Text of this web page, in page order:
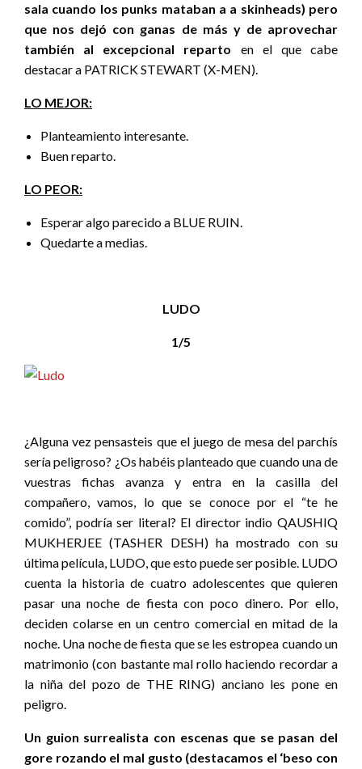
sala cuando los punks mataban a a skinheads) pero
que nos dejó con ganas de más y de aprovechar
también al excepcional reparto en el que cabe
destacar a PATRICK STEWART (X-MEN).
LO MEJOR:
Planteamiento interesante.
Buen reparto.
LO PEOR:
Esperar algo parecido a BLUE RUIN.
Quedarte a medias.
LUDO
1/5
¿Alguna vez pensasteis que el juego de mesa del parchís
sería peligroso? ¿Os habéis planteado que cuando una de
vuestras fichas avanza y entra en la casilla del
compañero, vamos, lo que se conoce por el “te he
comido”, podría ser literal? El director indio QAUSHIQ
MUKHERJEE (TASHER DESH) ha mostrado con su
última película, LUDO, que esto puede ser posible. LUDO
cuenta la historia de cuatro adolescentes que quieren
pasar una noche de fiesta con poco dinero. Por ello,
deciden colarse en un centro comercial en mitad de la
noche. Una noche de fiesta que se les estropea cuando un
matrimonio (con bastante mal rollo haciendo recordar a
la niña del pozo de THE RING) anciano les pone en
peligro.
Un guion surrealista con escenas que se pasan del
gore rozando el mal gusto (destacamos el ‘beso con